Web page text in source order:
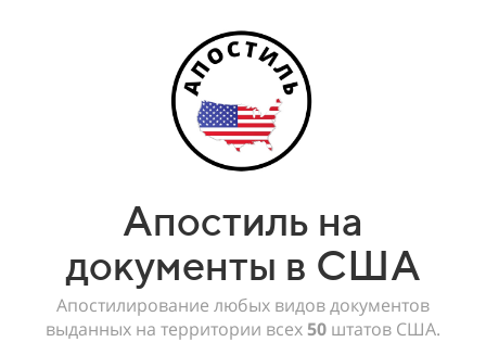
Апостиль на
документы в США
Апостилирование любых видов документов
выданных на территории всех 50 штатов США.